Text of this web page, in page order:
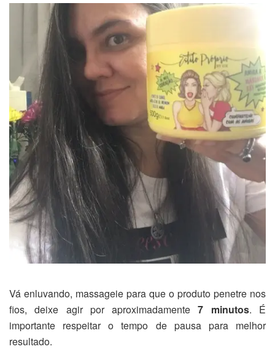
Vá enluvando, massageie para que o produto penetre nos
fios, deixe agir por aproximadamente7 minutos. É
importante respeitar o tempo de pausa para melhor
resultado.